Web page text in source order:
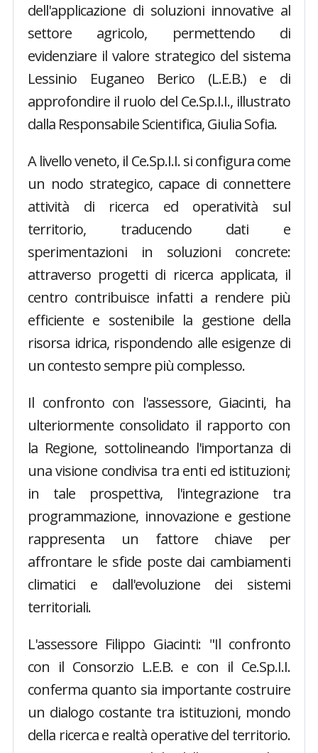
dell'applicazione di soluzioni innovative al
settore agricolo, permettendo di
evidenziare il valore strategico del sistema
Lessinio Euganeo Berico (L.E.B.) e di
approfondire il ruolo del Ce.Sp.I.I., illustrato
dalla Responsabile Scientifica, Giulia Sofia.
A livello veneto, il Ce.Sp.I.I. si configura come
un nodo strategico, capace di connettere
attività di ricerca ed operatività sul
territorio, traducendo dati e
sperimentazioni in soluzioni concrete:
attraverso progetti di ricerca applicata, il
centro contribuisce infatti a rendere più
efficiente e sostenibile la gestione della
risorsa idrica, rispondendo alle esigenze di
un contesto sempre più complesso.
Il confronto con l'assessore, Giacinti, ha
ulteriormente consolidato il rapporto con
la Regione, sottolineando l'importanza di
una visione condivisa tra enti ed istituzioni;
in tale prospettiva, l'integrazione tra
programmazione, innovazione e gestione
rappresenta un fattore chiave per
affrontare le sfide poste dai cambiamenti
climatici e dall'evoluzione dei sistemi
territoriali.
L'assessore Filippo Giacinti: "Il confronto
con il Consorzio L.E.B. e con il Ce.Sp.I.I.
conferma quanto sia importante costruire
un dialogo costante tra istituzioni, mondo
della ricerca e realtà operative del territorio.